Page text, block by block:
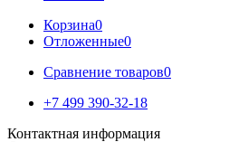
Корзина0
Отложенные0
Сравнение товаров0
+7 499 390-32-18
Контактная информация